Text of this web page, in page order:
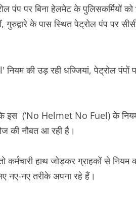
पंप पर बिना हेलमेट के पुलिसकर्मियों
गुरुद्वारे के पास स्थित पेट्रोल पंप पर
इस (‘No Helmet No Fuel) के
की नौबत आ रही है।
कर्मचारी हाथ जोड़कर ग्राहकों से
नए-नए तरीके अपना रहे हैं।